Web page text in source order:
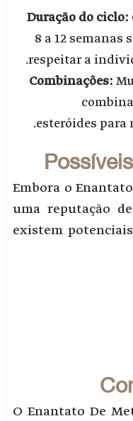
Duração do
8 a 12
respeitar a
Combinações:
esteróides
Embora o
uma reputação
existem
O Enantato De